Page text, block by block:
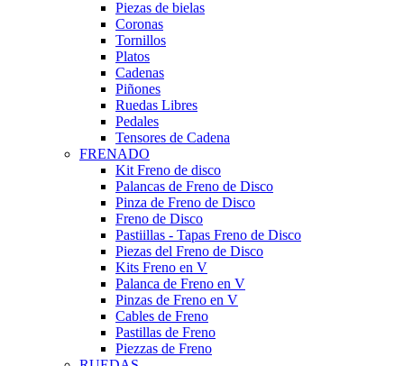
Piezas de bielas
Coronas
Tornillos
Platos
Cadenas
Piñones
Ruedas Libres
Pedales
Tensores de Cadena
FRENADO
Kit Freno de disco
Palancas de Freno de Disco
Pinza de Freno de Disco
Freno de Disco
Pastiillas - Tapas Freno de Disco
Piezas del Freno de Disco
Kits Freno en V
Palanca de Freno en V
Pinzas de Freno en V
Cables de Freno
Pastillas de Freno
Piezzas de Freno